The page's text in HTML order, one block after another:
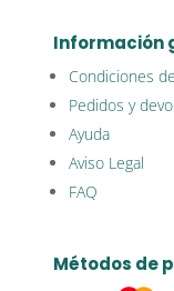
Información
Condiciones
Pedidos y
Ayuda
Aviso Legal
FAQ
Métodos de